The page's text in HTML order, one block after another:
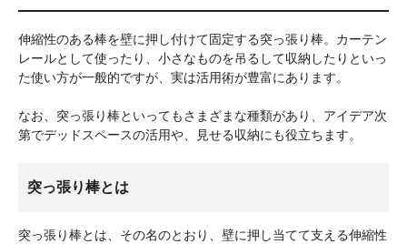
伸縮性のある棒を壁に押し付けて固定する突っ張り棒。カーテン
レールとして使ったり、小さなものを吊るして収納したりといっ
た使い方が一般的ですが、実は活用術が豊富にあります。
なお、突っ張り棒といってもさまざまな種類があり、アイデア次
第でデッドスペースの活用や、見せる収納にも役立ちます。
突っ張り棒とは
突っ張り棒とは、その名のとおり、壁に押し当てて支える伸縮性